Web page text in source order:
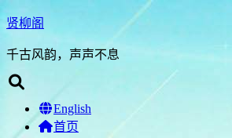
贤柳阁
千古风韵，声声不息
English
首页